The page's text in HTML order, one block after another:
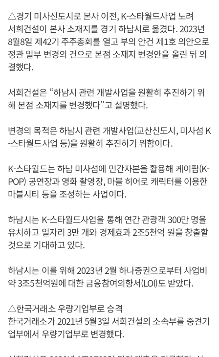
△경기 미사신도시로 본사 이전, K-스타월드사업 노려
서희건설이 본사 소재지를 경기 하남시로 옮겼다. 2023년
8월8일 제42기 주주총회를 열고 부의 안건 제1호 의안으로
정관 일부 변경의 건으로 본점 소재지 변경안을 올린 뒤 의
결했다.
서희건설은 “하남시 관련 개발사업을 원활히 추진하기 위
해 본점 소재지를 변경했다”고 설명했다.
변경의 목적은 하남시 관련 개발사업(교산신도시, 미사섬 K
-스타월드사업 등)을 원활히 추진하기 위함이다.
K-스타월드는 하남 미사섬에 민간자본을 활용해 케이팝(K-
POP) 공연장과 영화 촬영장, 마블 히어로 캐릭터를 이용한
마블시티 등을 조성하는 사업이다.
하남시는 K-스타월드사업을 통해 연간 관광객 300만 명을
유치하고 일자리 3만 개와 경제효과 2조5천억 원을 창출할
것으로 기대하고 있다.
하남시는 이를 위해 2023년 2월 하나증권으로부터 사업비
약 3조5천억원에 대한 금융참여의향서(LOI)도 받았다.
△한국거래소 우량기업부로 승격
한국거래소가 2021년 5월3일 서희건설의 소속부를 중견기
업부에서 우량기업부로 변경했다.